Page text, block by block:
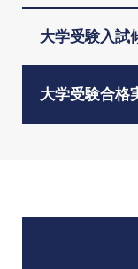
大学受験入試
大学受験合格